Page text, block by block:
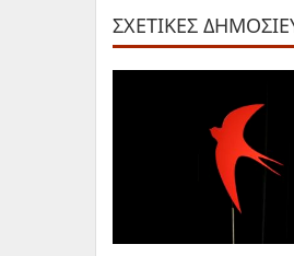
ΣΧΕΤΙΚΕΣ